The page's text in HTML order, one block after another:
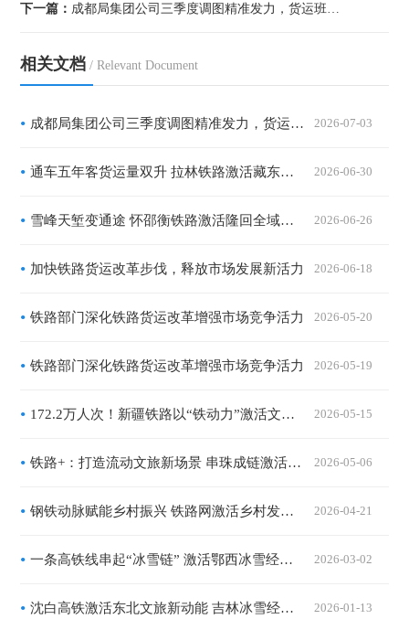
下一篇： 成都局集团公司三季度调图精准发力，货运班列提质扩容激活西南物
相关文档 / Relevant Document
成都局集团公司三季度调图精准发力，货运班列提质扩容激活西南物流新动能 2026-07-03
通车五年客货运量双升 拉林铁路激活藏东南产业民生动能 2026-06-30
雪峰天堑变通途 怀邵衡铁路激活隆回全域旅游新动能 2026-06-26
加快铁路货运改革步伐，释放市场发展新活力 2026-06-18
铁路部门深化铁路货运改革增强市场竞争活力 2026-05-20
铁路部门深化铁路货运改革增强市场竞争活力 2026-05-19
172.2万人次！新疆铁路以“铁动力”激活文旅融合新动能 2026-05-15
铁路+：打造流动文旅新场景 串珠成链激活消费 2026-05-06
钢铁动脉赋能乡村振兴 铁路网激活乡村发展新动能 2026-04-21
一条高铁线串起“冰雪链” 激活鄂西冰雪经济新动能 2026-03-02
沈白高铁激活东北文旅新动能 吉林冰雪经济迈向全域高质量发展 2026-01-13